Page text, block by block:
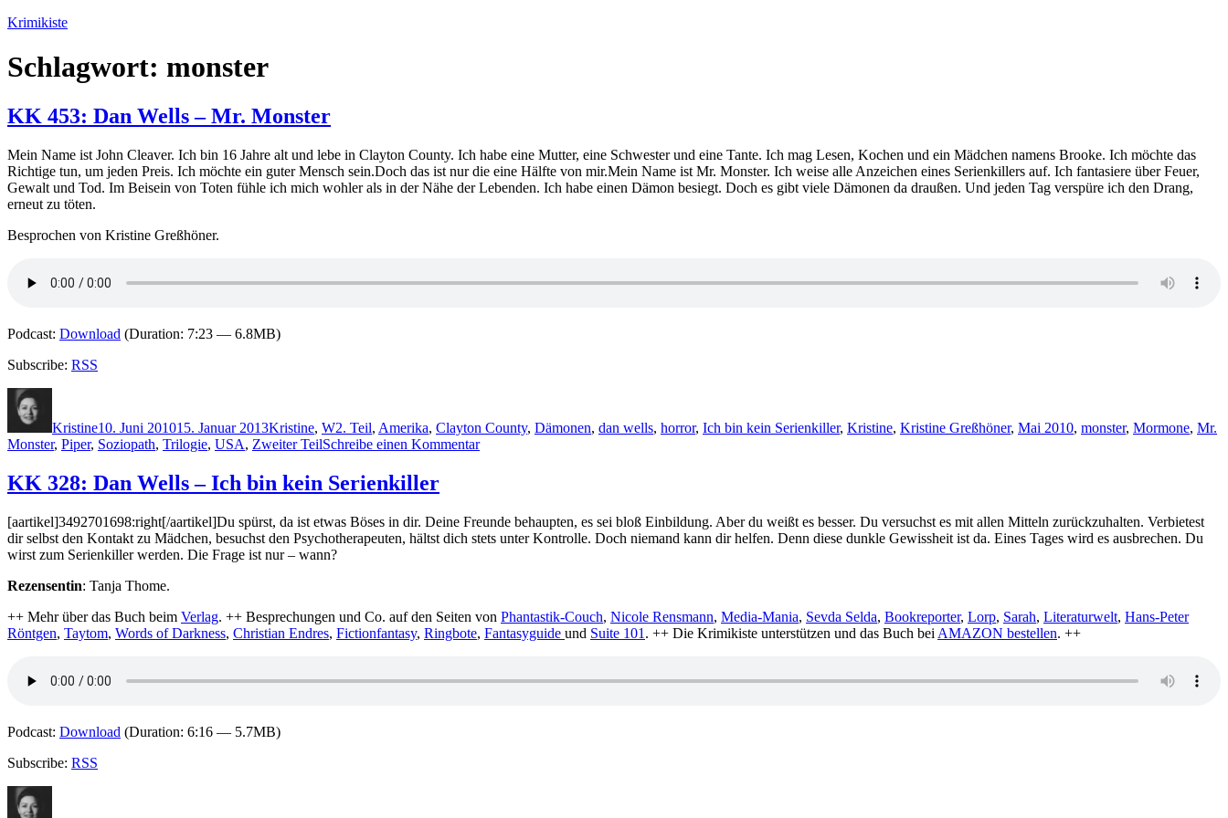
Zum
springen
Krimikiste
Schlagwort: monster
KK 453: Dan Wells – Mr. Monster
Mein Name ist John Cleaver. Ich bin 16 Jahre alt und lebe in Clayton County. Ich habe eine Mutter, eine Schwester und eine Tante. Ich mag Lesen, Kochen und ein Mädchen namens Brooke. Ich möchte das
Richtige tun, um jeden Preis. Ich möchte ein guter Mensch sein.Doch das ist nur die eine Hälfte von mir.Mein Name ist Mr. Monster. Ich weise alle Anzeichen eines Serienkillers auf. Ich fantasiere über Feuer,
Gewalt und Tod. Im Beisein von Toten fühle ich mich wohler als in der Nähe der Lebenden. Ich habe einen Dämon besiegt. Doch es gibt viele Dämonen da draußen. Und jeden Tag verspüre ich den Drang,
erneut zu töten.
Besprochen von Kristine Greßhöner.
Podcast: Download (Duration: 7:23 — 6.8MB)
Subscribe: RSS
Kristine10. Juni 201015. Januar 2013Kristine, W2. Teil, Amerika, Clayton County, Dämonen, dan wells, horror, Ich bin kein Serienkiller, Kristine, Kristine Greßhöner, Mai 2010, monster, Mormone, Mr.
Monster, Piper, Soziopath, Trilogie, USA, Zweiter TeilSchreibe einen Kommentarzu
–
Mr.
KK 328: Dan Wells – Ich bin kein Serienkiller
[aartikel]3492701698:right[/aartikel]Du spürst, da ist etwas Böses in dir. Deine Freunde behaupten, es sei bloß Einbildung. Aber du weißt es besser. Du versuchst es mit allen Mitteln zurückzuhalten. Verbietest
dir selbst den Kontakt zu Mädchen, besuchst den Psychotherapeuten, hältst dich stets unter Kontrolle. Doch niemand kann dir helfen. Denn diese dunkle Gewissheit ist da. Eines Tages wird es ausbrechen. Du
wirst zum Serienkiller werden. Die Frage ist nur – wann?
Rezensentin: Tanja Thome.
++ Mehr über das Buch beim Verlag. ++ Besprechungen und Co. auf den Seiten von Phantastik-Couch, Nicole Rensmann, Media-Mania, Sevda Selda, Bookreporter, Lorp, Sarah, Literaturwelt, Hans-Peter
Röntgen, Taytom, Words of Darkness, Christian Endres, Fictionfantasy, Ringbote, Fantasyguide und Suite 101 . ++ Die Krimikiste unterstützen und das Buch bei AMAZON bestellen. ++
Podcast: Download (Duration: 6:16 — 5.7MB)
Subscribe: RSS